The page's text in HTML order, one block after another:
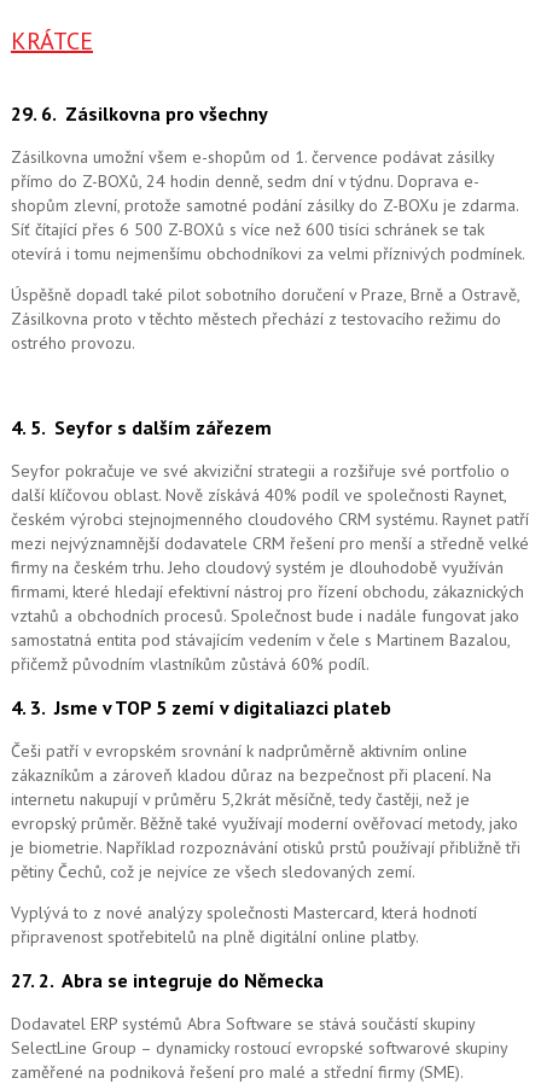
KRÁTCE
29. 6. Zásilkovna pro všechny
Zásilkovna umožní všem e-shopům od 1. července podávat zásilky
přímo do Z-BOXů, 24 hodin denně, sedm dní v týdnu. Doprava e-
shopům zlevní, protože samotné podání zásilky do Z-BOXu je zdarma.
Síť čítající přes 6 500 Z-BOXů s více než 600 tisíci schránek se tak
otevírá i tomu nejmenšímu obchodníkovi za velmi příznivých podmínek.
Úspěšně dopadl také pilot sobotního doručení v Praze, Brně a Ostravě,
Zásilkovna proto v těchto městech přechází z testovacího režimu do
ostrého provozu.
4. 5. Seyfor s dalším zářezem
Seyfor pokračuje ve své akviziční strategii a rozšiřuje své portfolio o
další klíčovou oblast. Nově získává 40% podíl ve společnosti Raynet,
českém výrobci stejnojmenného cloudového CRM systému. Raynet patří
mezi nejvýznamnější dodavatele CRM řešení pro menší a středně velké
firmy na českém trhu. Jeho cloudový systém je dlouhodobě využíván
firmami, které hledají efektivní nástroj pro řízení obchodu, zákaznických
vztahů a obchodních procesů. Společnost bude i nadále fungovat jako
samostatná entita pod stávajícím vedením v čele s Martinem Bazalou,
přičemž původním vlastníkům zůstává 60% podíl.
4. 3.Jsme v TOP 5 zemí v digitaliazci plateb
Češi patří v evropském srovnání k nadprůměrně aktivním online
zákazníkům a zároveň kladou důraz na bezpečnost při placení. Na
internetu nakupují v průměru 5,2krát měsíčně, tedy častěji, než je
evropský průměr. Běžně také využívají moderní ověřovací metody, jako
je biometrie. Například rozpoznávání otisků prstů používají přibližně tři
pětiny Čechů, což je nejvíce ze všech sledovaných zemí.
Vyplývá to z nové analýzy společnosti Mastercard, která hodnotí
připravenost spotřebitelů na plně digitální online platby.
27. 2. Abra se integruje do Německa
Dodavatel ERP systémů Abra Software se stává součástí skupiny
SelectLine Group – dynamicky rostoucí evropské softwarové skupiny
zaměřené na podniková řešení pro malé a střední firmy (SME).